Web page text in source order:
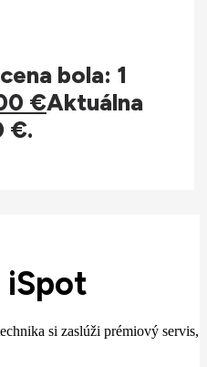
bola: 1
€Aktuálna
€.
si zaslúži prémiový servis,